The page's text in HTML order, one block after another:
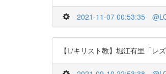
2021-11-07 00:53:35
【L/キリスト教】堀江有里「